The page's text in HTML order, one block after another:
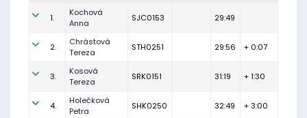
1.
Kochová
Anna
SJC0153 29:49
2.
Chrástová
Tereza
STH0251 29:56 + 0:07
3.
Kosová
Tereza
SRK0151 31:19 + 1:30
4.
Holečková
Petra
SHK0250 32:49 + 3:00